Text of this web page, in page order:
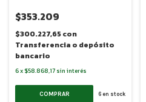
$353.209
$300.227,65con
Transferencia o depósito
bancario
6x $58.868,17 sin interés
COMPRAR 6en stock